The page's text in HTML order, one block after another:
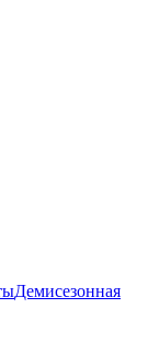
Демисезонная